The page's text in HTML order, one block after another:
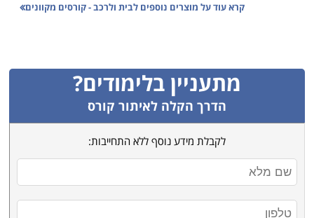
קרא עוד על מוצרים נוספים לבית ולרכב - קורסים מקוונים
מתעניין בלימודים?
הדרך הקלה לאיתור קורס
לקבלת מידע נוסף ללא התחייבות: